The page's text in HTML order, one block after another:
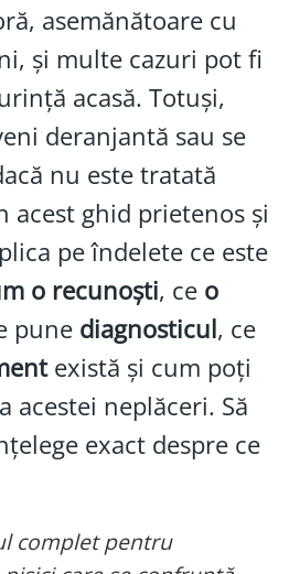
asemănătoare cu
și multe cazuri pot fi
acasă. Totuși,
deranjantă sau se
nu este tratată
acest ghid prietenos și
pe îndelete ce este
o recunoști, ce o
pune diagnosticul, ce
există și cum poți
acestei neplăceri. Să
exact despre ce
complet pentru